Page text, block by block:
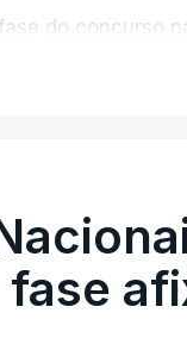
do concurso
Ministério da
afixados
do Ensino
poderá ainda